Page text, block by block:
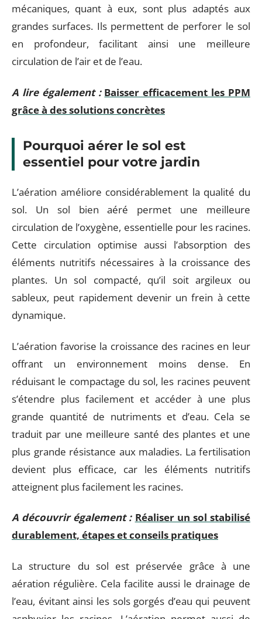
mécaniques, quant à eux, sont plus adaptés aux
grandes surfaces. Ils permettent de perforer le sol
en profondeur, facilitant ainsi une meilleure
circulation de l’air et de l’eau.
A lire également : Baisser efficacement les PPM
grâce à des solutions concrètes
Pourquoi aérer le sol est
essentiel pour votre jardin
L’aération améliore considérablement la qualité du
sol. Un sol bien aéré permet une meilleure
circulation de l’oxygène, essentielle pour les racines.
Cette circulation optimise aussi l’absorption des
éléments nutritifs nécessaires à la croissance des
plantes. Un sol compacté, qu’il soit argileux ou
sableux, peut rapidement devenir un frein à cette
dynamique.
L’aération favorise la croissance des racines en leur
offrant un environnement moins dense. En
réduisant le compactage du sol, les racines peuvent
s’étendre plus facilement et accéder à une plus
grande quantité de nutriments et d’eau. Cela se
traduit par une meilleure santé des plantes et une
plus grande résistance aux maladies. La fertilisation
devient plus efficace, car les éléments nutritifs
atteignent plus facilement les racines.
A découvrir également : Réaliser un sol stabilisé
durablement, étapes et conseils pratiques
La structure du sol est préservée grâce à une
aération régulière. Cela facilite aussi le drainage de
l’eau, évitant ainsi les sols gorgés d’eau qui peuvent